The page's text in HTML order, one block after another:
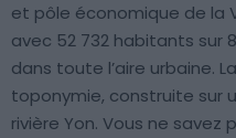
et pôle économique de la
avec 52 732 habitants sur
dans toute l’aire urbaine.
toponymie, construite sur
rivière Yon. Vous ne savez